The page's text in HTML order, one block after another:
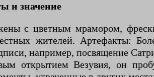
и значение
с цветным мрамором,
жителей. Артефакты:
например, посвящение
открытием Везувия, он